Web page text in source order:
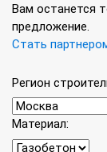
Вам останется
предложение.
Стать
Регион
Материал: